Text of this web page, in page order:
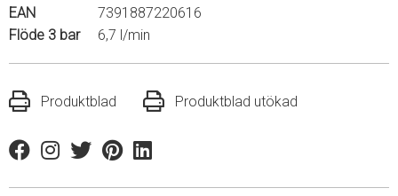
EAN
7391887220616
Flöde 3 bar
6,7 l/min
Produktblad Produktblad utökad
FacebookInstagram
TwitterPinterestLinkedin